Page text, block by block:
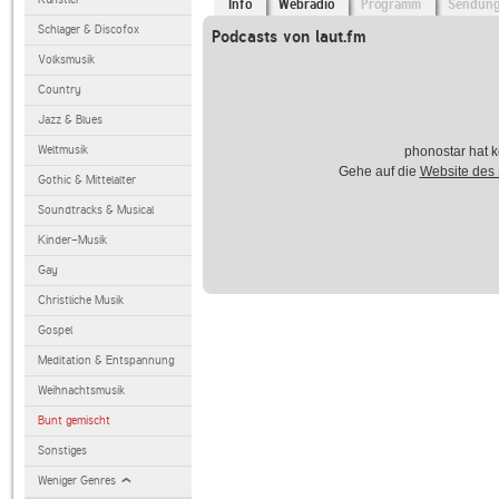
Schlager & Discofox
Volksmusik
Country
Jazz & Blues
Weltmusik
Gothic & Mittelalter
Soundtracks & Musical
Kinder-Musik
Gay
Christliche Musik
Gospel
Meditation & Entspannung
Weihnachtsmusik
Bunt gemischt
Sonstiges
Weniger Genres
Info Webradio Programm
Podcasts von laut.fm
phonostar hat
Gehe auf die Website des